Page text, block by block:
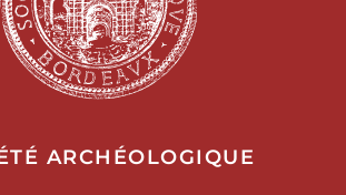
ARCHÉOLOGIQUE